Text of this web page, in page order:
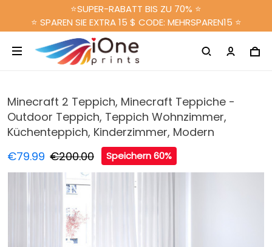
⭐SUPER-RABATT BIS ZU 70% ⭐
⭐ SPAREN SIE EXTRA 15 $ CODE: MEHRSPAREN15 ⭐
Minecraft 2 Teppich, Minecraft Teppiche -
Outdoor Teppich, Teppich Wohnzimmer,
Küchenteppich, Kinderzimmer, Modern
€79.99 €200.00 Speichern 60%